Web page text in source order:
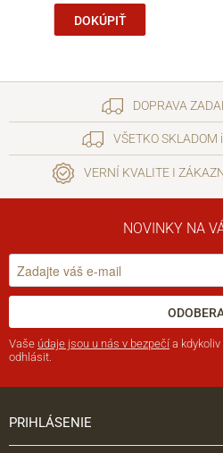
DOKÚPIŤ
DOPRAVA
VŠETKO
VERNÍ KVALITE I
NOVINKY NA
Vaše údaje jsou u nás v bezpečí a
odhlásit.
PRIHLÁSENIE